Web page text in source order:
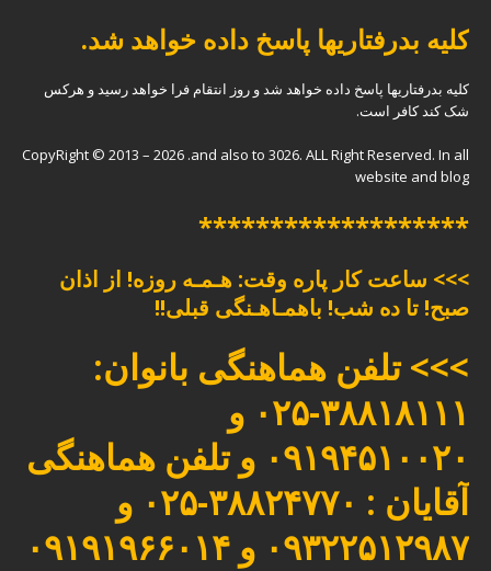
کلیه بدرفتاریها پاسخ داده خواهد شد.
کلیه بدرفتاریها پاسخ داده خواهد شد و روز انتقام فرا خواهد رسید و هرکس
شک کند کافر است.
CopyRight © 2013 – 2026 .and also to 3026. ALL Right Reserved. In all
website and blog
*******************
>>> ساعت کار پاره وقت: هـمـه روزه! از اذان
صبح! تا ده شب! باهمـاهـنگی قبلی!!
>>> تلفن هماهنگی بانوان:
۳۸۸۱۸۱۱۱-۰۲۵ و
۰۹۱۹۴۵۱۰۰۲۰ و تلفن هماهنگی
آقایان : ۳۸۸۲۴۷۷۰-۰۲۵ و
۰۹۳۲۲۵۱۲۹۸۷ و ۰۹۱۹۱۹۶۶۰۱۴